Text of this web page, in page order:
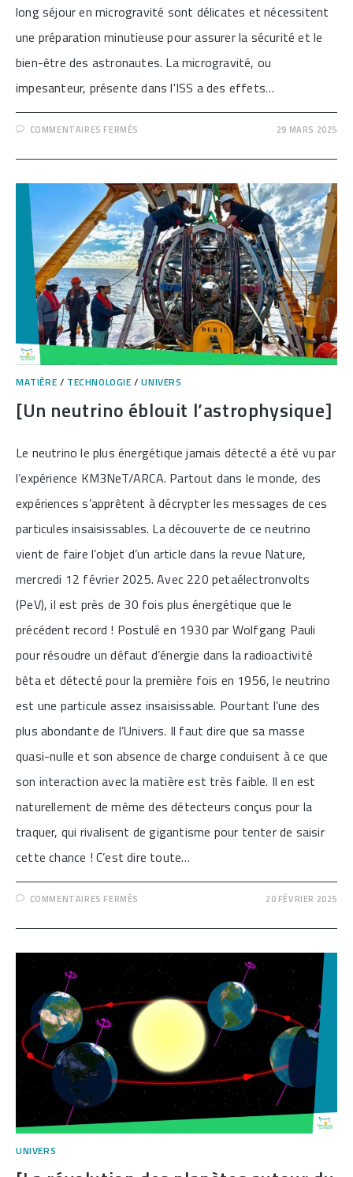
long séjour en microgravité sont délicates et nécessitent
une préparation minutieuse pour assurer la sécurité et le
bien-être des astronautes. La microgravité, ou
impesanteur, présente dans l'ISS a des effets…
COMMENTAIRES FERMÉS
SÉJOUR
EN
MICROGRAVITÉ
SUR
LE
CORPS
HUMAIN]
29 MARS 2025
MATIÈRE / TECHNOLOGIE /UNIVERS
[Un neutrino éblouit l’astrophysique]
Le neutrino le plus énergétique jamais détecté a été vu par
l’expérience KM3NeT/ARCA. Partout dans le monde, des
expériences s’apprêtent à décrypter les messages de ces
particules insaisissables. La découverte de ce neutrino
vient de faire l’objet d’un article dans la revue Nature,
mercredi 12 février 2025. Avec 220 petaélectronvolts
(PeV), il est près de 30 fois plus énergétique que le
précédent record ! Postulé en 1930 par Wolfgang Pauli
pour résoudre un défaut d’énergie dans la radioactivité
bêta et détecté pour la première fois en 1956, le neutrino
est une particule assez insaisissable. Pourtant l’une des
plus abondante de l’Univers. Il faut dire que sa masse
quasi-nulle et son absence de charge conduisent à ce que
son interaction avec la matière est très faible. Il en est
naturellement de même des détecteurs conçus pour la
traquer, qui rivalisent de gigantisme pour tenter de saisir
cette chance ! C’est dire toute…
COMMENTAIRES FERMÉS
ÉBLOUIT
20 FÉVRIER 2025
UNIVERS